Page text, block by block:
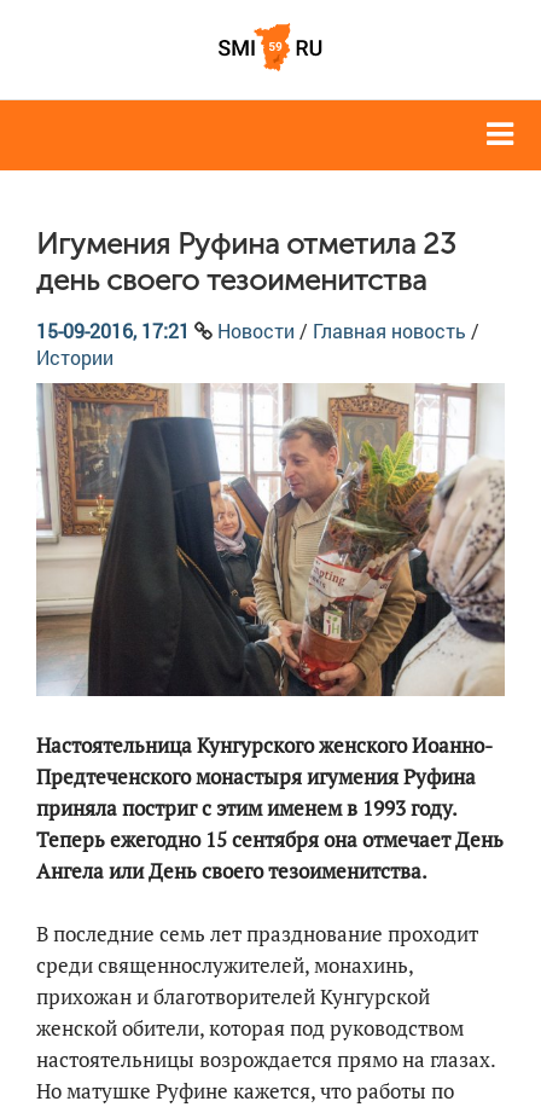
Игумения Руфина отметила 23
день своего тезоименитства
15-09-2016, 17:21 Новости / Главная новость /
Истории
Настоятельница Кунгурского женского Иоанно-
Предтеченского монастыря игумения Руфина
приняла постриг с этим именем в 1993 году.
Теперь ежегодно 15 сентября она отмечает День
Ангела или День своего тезоименитства.
В последние семь лет празднование проходит
среди священнослужителей, монахинь,
прихожан и благотворителей Кунгурской
женской обители, которая под руководством
настоятельницы возрождается прямо на глазах.
Но матушке Руфине кажется, что работы по